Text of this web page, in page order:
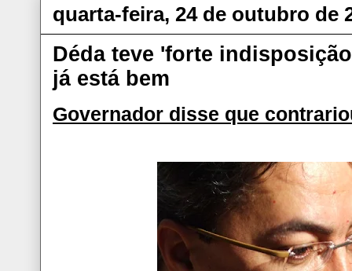
quarta-feira, 24 de outubro de
Déda teve 'forte
já está bem
Governador disse que